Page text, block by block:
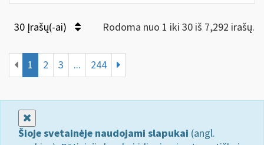
30 Įrašų(-ai) Rodoma nuo 1 iki 30 iš 7,292 irašų.
1 2 3 ... 244
Šioje svetainėje naudojami slapukai (angl.